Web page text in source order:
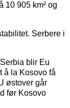
10 905 km² og
Serbere i
blir Eu
å la Kosovo få
østover går
før Kosovo